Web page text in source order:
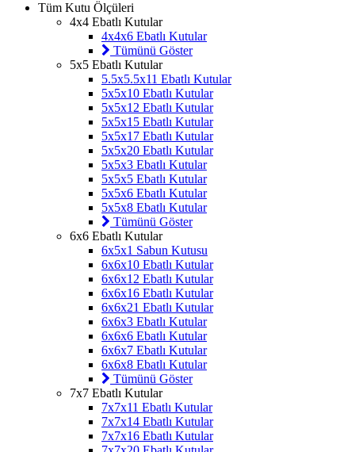
Tüm Kutu Ölçüleri
4x4 Ebatlı Kutular
4x4x6 Ebatlı Kutular
Tümünü Göster
5x5 Ebatlı Kutular
5.5x5.5x11 Ebatlı Kutular
5x5x10 Ebatlı Kutular
5x5x12 Ebatlı Kutular
5x5x15 Ebatlı Kutular
5x5x17 Ebatlı Kutular
5x5x20 Ebatlı Kutular
5x5x3 Ebatlı Kutular
5x5x5 Ebatlı Kutular
5x5x6 Ebatlı Kutular
5x5x8 Ebatlı Kutular
Tümünü Göster
6x6 Ebatlı Kutular
6x5x1 Sabun Kutusu
6x6x10 Ebatlı Kutular
6x6x12 Ebatlı Kutular
6x6x16 Ebatlı Kutular
6x6x21 Ebatlı Kutular
6x6x3 Ebatlı Kutular
6x6x6 Ebatlı Kutular
6x6x7 Ebatlı Kutular
6x6x8 Ebatlı Kutular
Tümünü Göster
7x7 Ebatlı Kutular
7x7x11 Ebatlı Kutular
7x7x14 Ebatlı Kutular
7x7x16 Ebatlı Kutular